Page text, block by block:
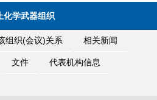
化学武器组织
组织(会议)关系 相关新闻
文件 代表机构信息